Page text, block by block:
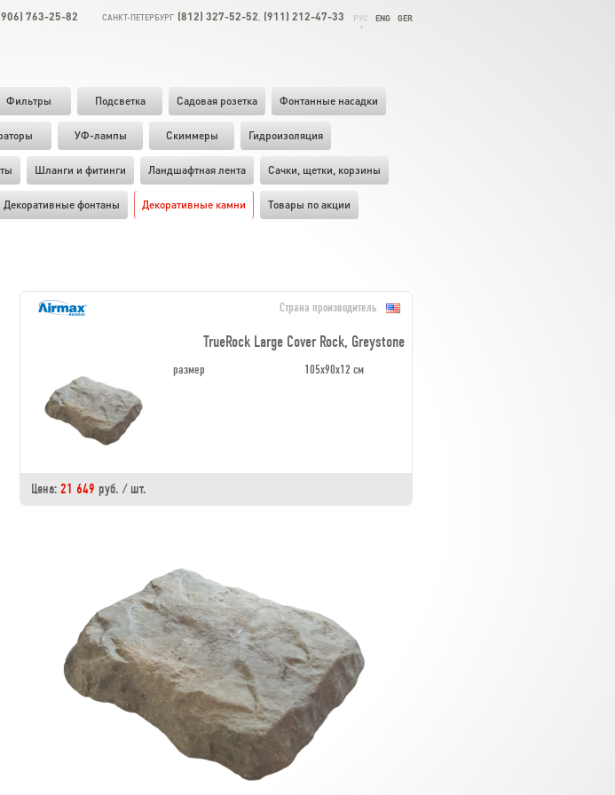
763-25-82 САНКТ-ПЕТЕРБУРГ (812) 327-52-52 (911) 212-47-33 РУС ENG GER
Фильтры Подсветка Садовая розетка Фонтанные насадки
УФ-лампы Скиммеры Гидроизоляция
Шланги и фитинги Ландшафтная лента Cачки, щетки, корзины
Декоративные фонтаны Декоративные камни Товары по акции
Страна производитель
TrueRock Large Cover Rock, Greystone
размер 105x90x12 см
Цена: 21 649 руб. / шт.